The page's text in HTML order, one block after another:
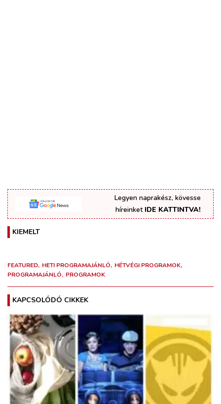
Legyen naprakész, kövesse
híreinket IDE KATTINTVA!
KIEMELT
FEATURED HETI PROGRAMAJÁNLÓ
HÉTVÉGI PROGRAMOK
PROGRAMAJÁNLÓ
PROGRAMOK
KAPCSOLÓDÓ CIKKEK